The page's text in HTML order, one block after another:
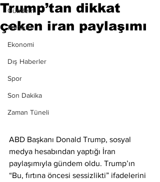
Gündem
Politika
Ekonomi
Dış Haberler
Spor
Son Dakika
Zaman Tüneli
Trump’tan dikkat
çeken iran paylaşımı
ABD Başkanı Donald Trump, sosyal
medya hesabından yaptığı İran
paylaşımıyla gündem oldu. Trump’ın
“Bu, fırtına öncesi sessizlikti” ifadelerini